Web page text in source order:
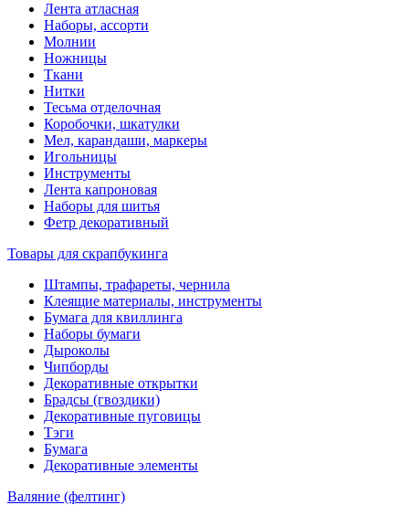
Лента атласная
Наборы, ассорти
Молнии
Ножницы
Ткани
Нитки
Тесьма отделочная
Коробочки, шкатулки
Мел, карандаши, маркеры
Игольницы
Инструменты
Лента капроновая
Наборы для шитья
Фетр декоративный
Товары для скрапбукинга
Штампы, трафареты, чернила
Клеящие материалы, инструменты
Бумага для квиллинга
Наборы бумаги
Дыроколы
Чипборды
Декоративные открытки
Брадсы (гвоздики)
Декоративные пуговицы
Тэги
Бумага
Декоративные элементы
Валяние (фелтинг)